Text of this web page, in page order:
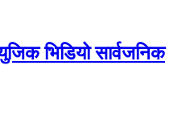
भिडियो सार्वजनिक